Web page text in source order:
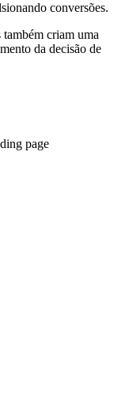
conversões.
também criam uma
da decisão de
page